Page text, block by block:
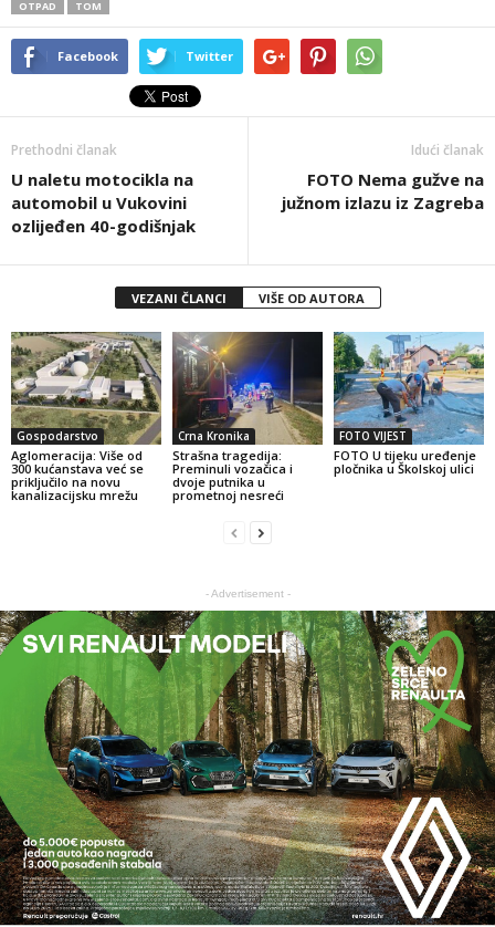
OTPAD TOM
Facebook Twitter
Prethodni članak
U naletu motocikla na
automobil u Vukovini
ozlijeđen 40-godišnjak
Idući članak
FOTO Nema gužve na
južnom izlazu iz Zagreba
VEZANI ČLANCI VIŠE OD AUTORA
Gospodarstvo
Aglomeracija: Više od
300 kućanstava već se
priključilo na novu
kanalizacijsku mrežu
Crna Kronika
Strašna tragedija:
Preminuli vozačica i
dvoje putnika u
prometnoj nesreći
FOTO VIJEST
FOTO U tijeku uređenje
pločnika u Školskoj ulici
- Advertisement -